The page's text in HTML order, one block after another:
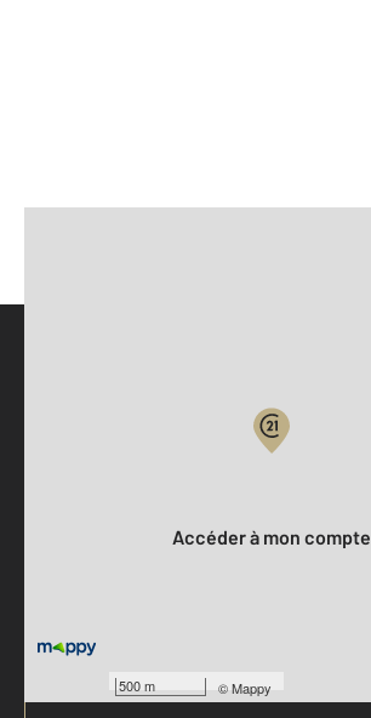
500 m ©Mappy
Accéder à mon compte